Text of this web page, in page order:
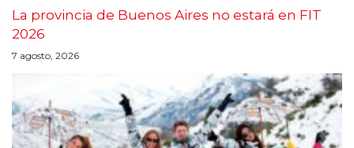
La provincia de Buenos Aires no estará en FIT
2026
7 agosto, 2026